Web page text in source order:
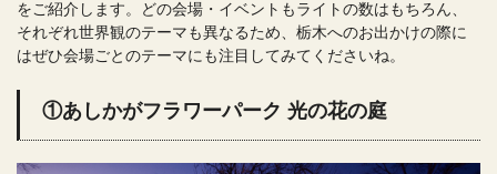
をご紹介します。どの会場・イベントもライトの数はもちろん、
それぞれ世界観のテーマも異なるため、栃木へのお出かけの際に
はぜひ会場ごとのテーマにも注目してみてくださいね。
①あしかがフラワーパーク 光の花の庭